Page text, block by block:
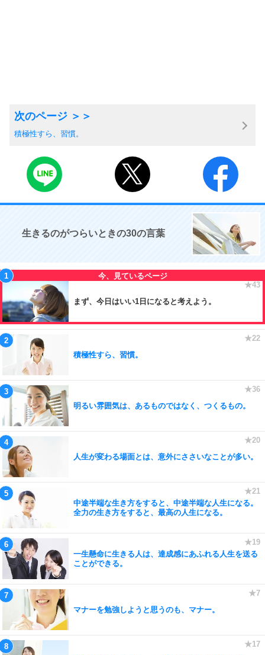
積極性すら、習慣。
生きるのがつらいときの30の言葉
まず、今日はいい1日になると考えよう。
積極性すら、習慣。
明るい雰囲気は、あるものではなく、つくるもの。
人生が変わる場面とは、意外にささいなことが多い。
中途半端な生き方をすると、中途半端な人生になる。
全力の生き方をすると、最高の人生になる。
一生懸命に生きる人は、達成感にあふれる人生を送る
ことができる。
マナーを勉強しようと思うのも、マナー。